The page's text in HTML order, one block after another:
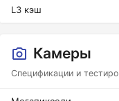
L3 кэш
Камеры
Спецификации и